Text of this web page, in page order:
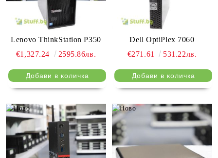
Lenovo ThinkStation P350
€1,327.24
2595.86лв.
Dell OptiPlex 7060
€271.61
531.22лв.